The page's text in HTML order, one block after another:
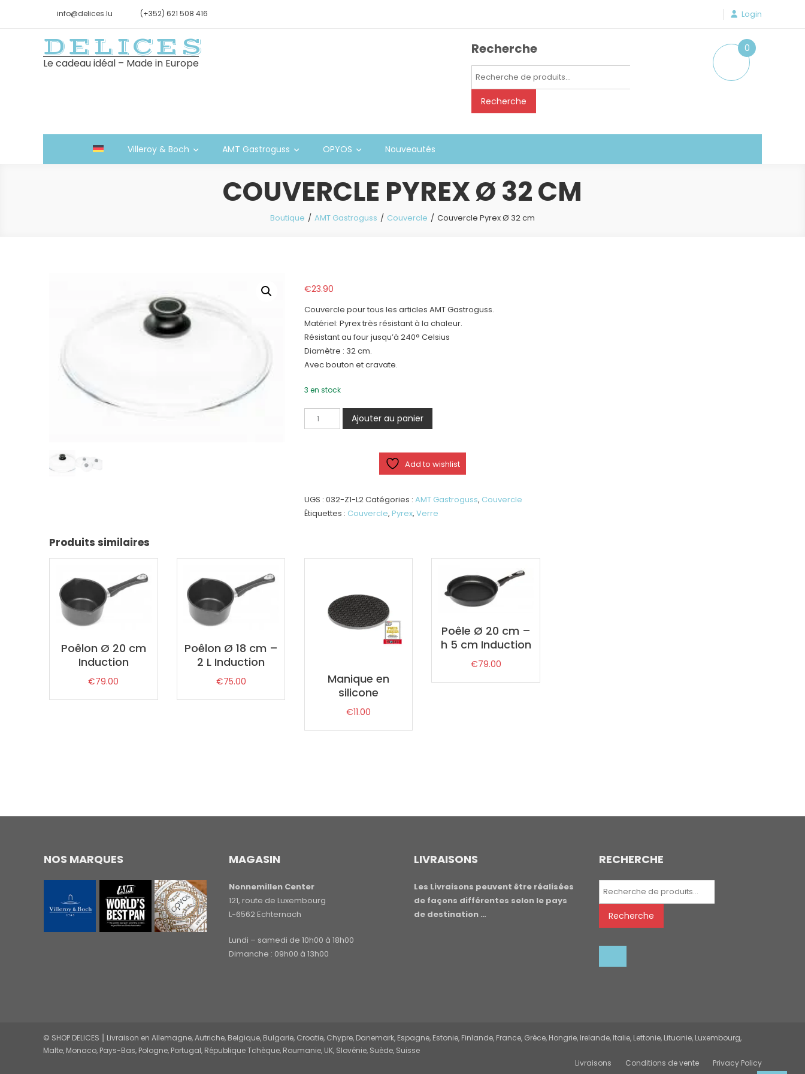
info@delices.lu (+352) 621 508 416 Login
DELICES
Le cadeau idéal – Made in Europe
Recherche
Recherche
Recherche
0
item
Villeroy & Boch AMT Gastroguss OPYOS Nouveautés
COUVERCLE PYREX Ø 32 CM
Boutique AMT Gastroguss Couvercle Couvercle Pyrex Ø 32 cm
€23.90
Couvercle pour tous les articles AMT Gastroguss.
Matériel: Pyrex très résistant à la chaleur.
Résistant au four jusqu’à 240° Celsius
Diamètre : 32 cm.
Avec bouton et cravate.
3 en stock
quantité
de
cm
Ajouter au panier
Add to wishlist
UGS :032-Z1-L2Catégories :AMT Gastroguss, Couvercle
Étiquettes : Couvercle,Pyrex,Verre
Produits similaires
Poêlon Ø 20 cm
Induction
€79.00
Poêlon Ø 18 cm –
2 L Induction
€75.00
Manique en
silicone
€11.00
Poêle Ø 20 cm –
h 5 cm Induction
€79.00
NOS MARQUES MAGASIN
Nonnemillen Center
121, route de Luxembourg
L-6562 Echternach
Lundi – samedi de 10h00 à 18h00
Dimanche : 09h00 à 13h00
LIVRAISONS
Les Livraisons peuvent être réalisées
de façons différentes selon le pays
de destination …
RECHERCHE
Recherche
Recherche
© SHOP DELICES ⎮ Livraison en Allemagne, Autriche, Belgique, Bulgarie, Croatie, Chypre, Danemark, Espagne, Estonie, Finlande, France, Grèce, Hongrie, Irelande, Italie, Lettonie, Lituanie, Luxembourg,
Malte, Monaco, Pays-Bas, Pologne, Portugal, République Tchèque, Roumanie, UK, Slovénie, Suède, Suisse
Livraisons
Conditions de vente Privacy Policy